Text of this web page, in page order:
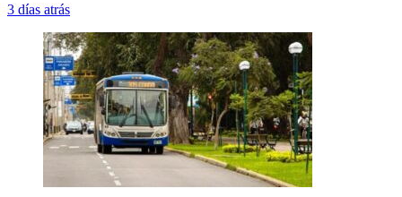
3 días atrás